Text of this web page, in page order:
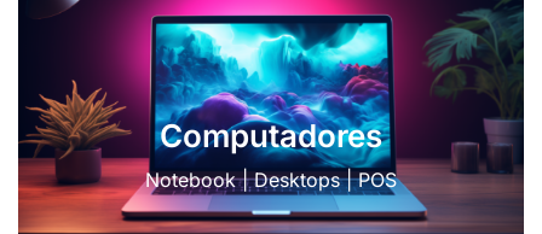
Computadores
Notebook | Desktops | POS